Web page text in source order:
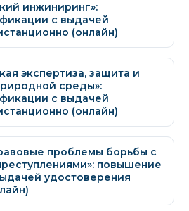
инжиниринг»:
с выдачей
(онлайн)
экспертиза, защита и
среды»:
с выдачей
(онлайн)
проблемы борьбы с
повышение
удостоверения